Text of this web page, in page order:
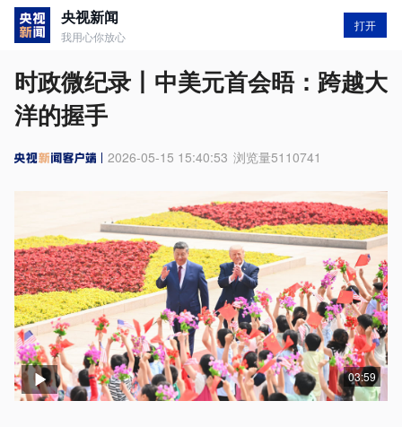
央视新闻
我用心你放心
打开
时政微纪录丨中美元首会晤：跨越大
洋的握手
2026-05-15 15:40:53 浏览量5110741
03:59